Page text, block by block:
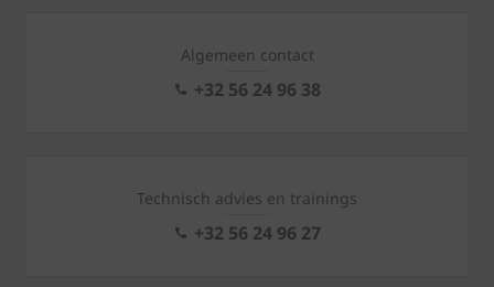
Algemeen contact
+32 56 24 96 38
Technisch advies en trainings
+32 56 24 96 27